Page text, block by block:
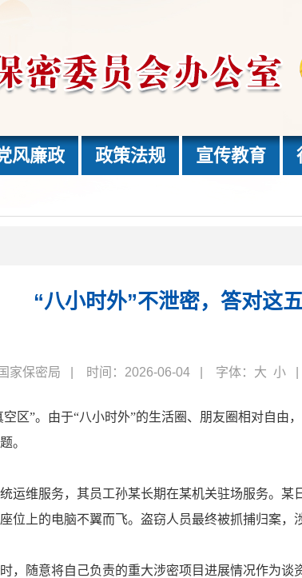
风廉政 政策法规 宣传教育
“八小时外”不泄密，答对这五
家保密局 时间：2026-06-04 字体： 大 小
区”。由于“八小时外”的生活圈、朋友圈相对自
。
运维服务，其员工孙某长期在某机关驻场服务。
位上的电脑不翼而飞。盗窃人员最终被抓捕归案，
，随意将自己负责的重大涉密项目进展情况作为谈